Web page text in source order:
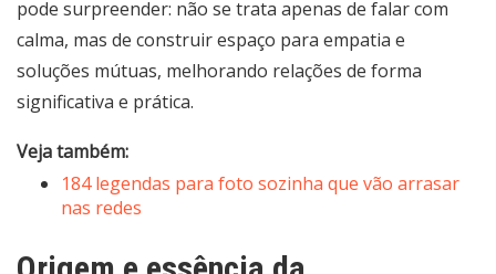
pode surpreender: não se trata apenas de falar com
calma, mas de construir espaço para empatia e
soluções mútuas, melhorando relações de forma
significativa e prática.
Veja também:
184 legendas para foto sozinha que vão arrasar
nas redes